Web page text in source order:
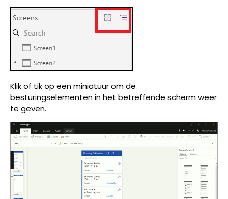
Klik of tik op een miniatuur om de
besturingselementen in het betreffende scherm weer
te geven.